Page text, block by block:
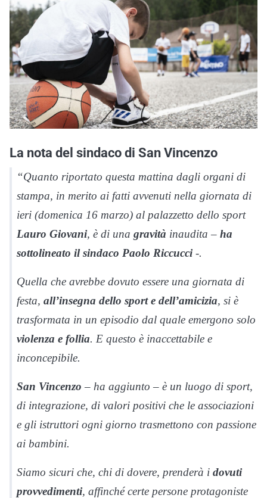
La nota del sindaco di San Vincenzo
“Quanto riportato questa mattina dagli organi di
stampa, in merito ai fatti avvenuti nella giornata di
ieri (domenica 16 marzo) al palazzetto dello sport
Lauro Giovani, è di una gravità inaudita – ha
sottolineato il sindaco Paolo Riccucci-.
Quella che avrebbe dovuto essere una giornata di
festa, all’insegna dello sport e dell’amicizia, si è
trasformata in un episodio dal quale emergono solo
violenza e follia. E questo è inaccettabile e
inconcepibile.
San Vincenzo – ha aggiunto – è un luogo di sport,
di integrazione, di valori positivi che le associazioni
e gli istruttori ogni giorno trasmettono con passione
ai bambini.
Siamo sicuri che, chi di dovere, prenderà i dovuti
provvedimenti, affinché certe persone protagoniste